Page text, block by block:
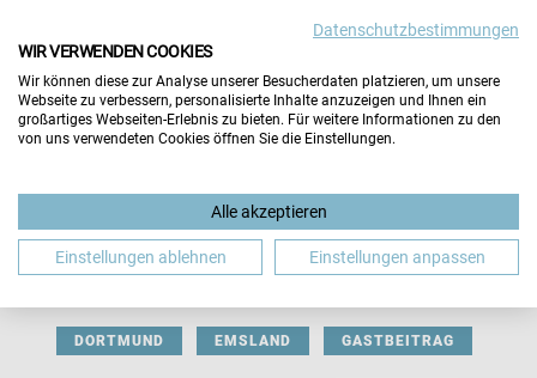
BERUFLICHE ORIENTIERUNG BEWERBUNG
DORTMUND EMSLAND GASTBEITRAG
Datenschutzbestimmungen
WIR VERWENDEN COOKIES
Wir können diese zur Analyse unserer Besucherdaten platzieren, um unsere
Webseite zu verbessern, personalisierte Inhalte anzuzeigen und Ihnen ein
großartiges Webseiten-Erlebnis zu bieten. Für weitere Informationen zu den
von uns verwendeten Cookies öffnen Sie die Einstellungen.
Alle akzeptieren
Einstellungen ablehnen Einstellungen anpassen